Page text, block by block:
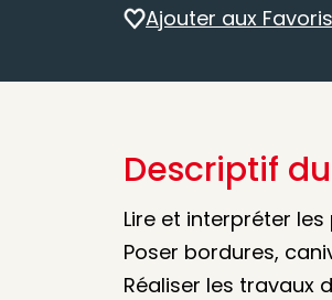
Ajouter aux Favoris
Descriptif
Lire et interpréter
Poser bordures,
Réaliser les travaux